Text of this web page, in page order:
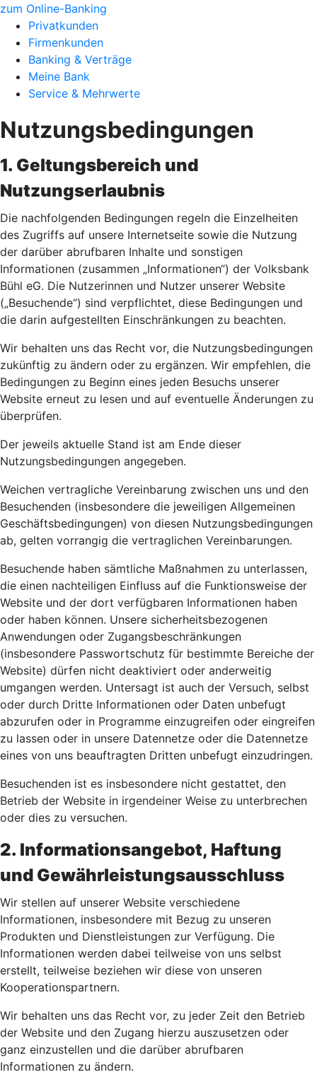
zum Online-Banking
Privatkunden
Firmenkunden
Banking & Verträge
Meine Bank
Service & Mehrwerte
Nutzungsbedingungen
1. Geltungsbereich und
Nutzungserlaubnis
Die nachfolgenden Bedingungen regeln die Einzelheiten
des Zugriffs auf unsere Internetseite sowie die Nutzung
der darüber abrufbaren Inhalte und sonstigen
Informationen (zusammen „Informationen“) der Volksbank
Bühl eG. Die Nutzerinnen und Nutzer unserer Website
(„Besuchende“) sind verpflichtet, diese Bedingungen und
die darin aufgestellten Einschränkungen zu beachten.
Wir behalten uns das Recht vor, die Nutzungsbedingungen
zukünftig zu ändern oder zu ergänzen. Wir empfehlen, die
Bedingungen zu Beginn eines jeden Besuchs unserer
Website erneut zu lesen und auf eventuelle Änderungen zu
überprüfen.
Der jeweils aktuelle Stand ist am Ende dieser
Nutzungsbedingungen angegeben.
Weichen vertragliche Vereinbarung zwischen uns und den
Besuchenden (insbesondere die jeweiligen Allgemeinen
Geschäftsbedingungen) von diesen Nutzungsbedingungen
ab, gelten vorrangig die vertraglichen Vereinbarungen.
Besuchende haben sämtliche Maßnahmen zu unterlassen,
die einen nachteiligen Einfluss auf die Funktionsweise der
Website und der dort verfügbaren Informationen haben
oder haben können. Unsere sicherheitsbezogenen
Anwendungen oder Zugangsbeschränkungen
(insbesondere Passwortschutz für bestimmte Bereiche der
Website) dürfen nicht deaktiviert oder anderweitig
umgangen werden. Untersagt ist auch der Versuch, selbst
oder durch Dritte Informationen oder Daten unbefugt
abzurufen oder in Programme einzugreifen oder eingreifen
zu lassen oder in unsere Datennetze oder die Datennetze
eines von uns beauftragten Dritten unbefugt einzudringen.
Besuchenden ist es insbesondere nicht gestattet, den
Betrieb der Website in irgendeiner Weise zu unterbrechen
oder dies zu versuchen.
2. Informationsangebot, Haftung
und Gewährleistungsausschluss
Wir stellen auf unserer Website verschiedene
Informationen, insbesondere mit Bezug zu unseren
Produkten und Dienstleistungen zur Verfügung. Die
Informationen werden dabei teilweise von uns selbst
erstellt, teilweise beziehen wir diese von unseren
Kooperationspartnern.
Wir behalten uns das Recht vor, zu jeder Zeit den Betrieb
der Website und den Zugang hierzu auszusetzen oder
ganz einzustellen und die darüber abrufbaren
Informationen zu ändern.